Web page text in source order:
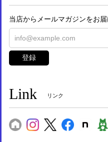
当店からメールマガジンをお届
登録
Link リンク